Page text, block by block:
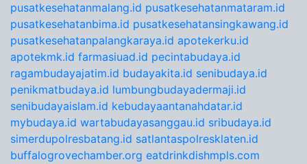
pusatkesehatanmalang.id pusatkesehatanmataram.id
pusatkesehatanbima.id pusatkesehatansingkawang.id
pusatkesehatanpalangkaraya.id apotekerku.id
apotekmk.id farmasiuad.id pecintabudaya.id
ragambudayajatim.id budayakita.id senibudaya.id
penikmatbudaya.id lumbungbudayadermaji.id
senibudayaislam.id kebudayaantanahdatar.id
mybudaya.id wartabudayasanggau.id sribudaya.id
simerdupolresbatang.id satlantaspolresklaten.id
buffalogrovechamber.org eatdrinkdishmpls.com